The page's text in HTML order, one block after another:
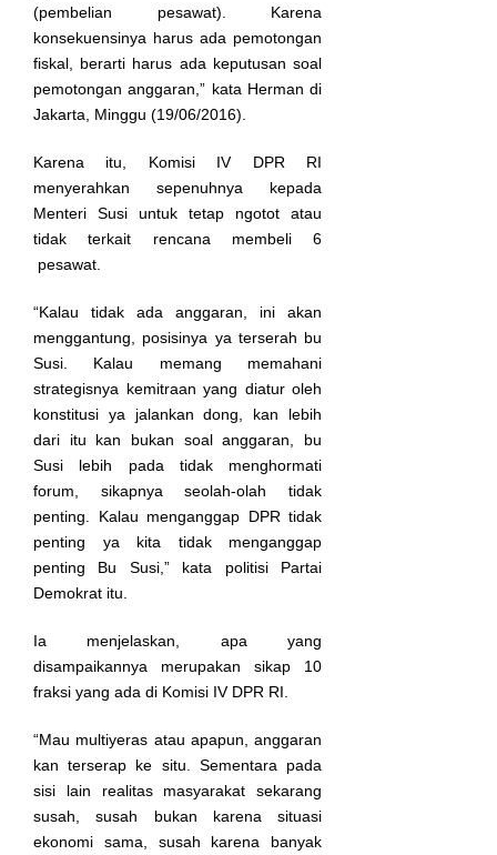
(pembelian pesawat). Karena
konsekuensinya harus ada pemotongan
fiskal, berarti harus ada keputusan soal
pemotongan anggaran,” kata Herman di
Jakarta, Minggu (19/06/2016).
Karena itu, Komisi IV DPR RI
menyerahkan sepenuhnya kepada
Menteri Susi untuk tetap ngotot atau
tidak terkait rencana membeli 6
pesawat.
“Kalau tidak ada anggaran, ini akan
menggantung, posisinya ya terserah bu
Susi. Kalau memang memahani
strategisnya kemitraan yang diatur oleh
konstitusi ya jalankan dong, kan lebih
dari itu kan bukan soal anggaran, bu
Susi lebih pada tidak menghormati
forum, sikapnya seolah-olah tidak
penting. Kalau menganggap DPR tidak
penting ya kita tidak menganggap
penting Bu Susi,” kata politisi Partai
Demokrat itu.
Ia menjelaskan, apa yang
disampaikannya merupakan sikap 10
fraksi yang ada di Komisi IV DPR RI.
“Mau multiyeras atau apapun, anggaran
kan terserap ke situ. Sementara pada
sisi lain realitas masyarakat sekarang
susah, susah bukan karena situasi
ekonomi sama, susah karena banyak